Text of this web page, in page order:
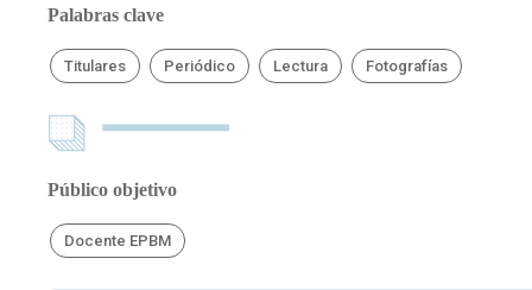
Palabras clave
Titulares Periódico Lectura Fotografías
Público objetivo
Docente EPBM